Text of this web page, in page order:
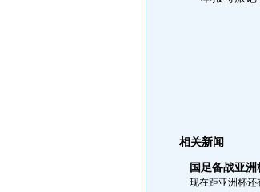
相关新闻
国足备战亚
现在距亚洲杯还